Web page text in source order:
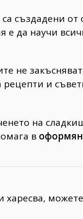
създадени
е да научи
не
рецепти и
на
в
харесва,